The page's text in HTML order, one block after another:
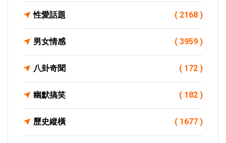
性愛話題 ( 2168 )
男女情感 ( 3959 )
八卦奇聞 ( 172 )
幽默搞笑 ( 182 )
歷史縱橫 ( 1677 )